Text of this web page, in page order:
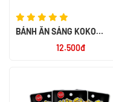
BÁNH ĂN SÁNG KOKO
12.500đ